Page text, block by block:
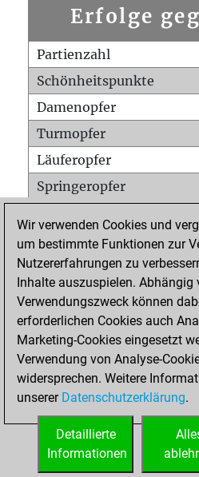
Erfolge
Partienzahl
Schönheitspunkte
Damenopfer
Turmopfer
Läuferopfer
Springeropfer
Matt auf vollem Brett
Bauer setzt Matt
Erstickte Matts
Unterverwandlungen
Türme auf der siebten
STARTSEITE
Wir verwenden Cookies und
um bestimmte Funktionen zur
Nutzererfahrungen zu
Inhalte auszuspielen. Abhängig
Verwendungszweck können
erforderlichen Cookies auch
Marketing-Cookies eingesetzt
Verwendung von Analyse-
widersprechen. Weitere
unserer Datenschutzerklärung.
Detaillierte
Informationen